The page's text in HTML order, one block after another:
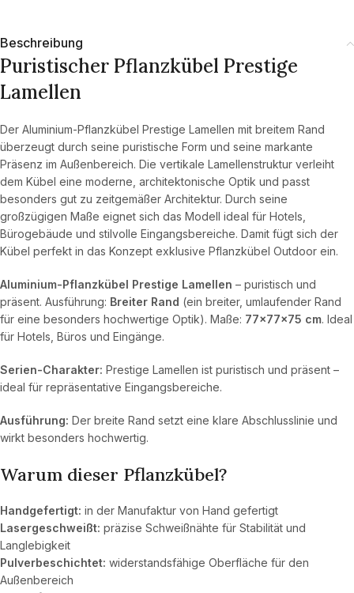
Beschreibung
Puristischer Pflanzkübel Prestige
Lamellen
Der Aluminium-Pflanzkübel Prestige Lamellen mit breitem Rand
überzeugt durch seine puristische Form und seine markante
Präsenz im Außenbereich. Die vertikale Lamellenstruktur verleiht
dem Kübel eine moderne, architektonische Optik und passt
besonders gut zu zeitgemäßer Architektur. Durch seine
großzügigen Maße eignet sich das Modell ideal für Hotels,
Bürogebäude und stilvolle Eingangsbereiche. Damit fügt sich der
Kübel perfekt in das Konzept exklusive Pflanzkübel Outdoor ein.
Aluminium-Pflanzkübel Prestige Lamellen – puristisch und
präsent. Ausführung: Breiter Rand (ein breiter, umlaufender Rand
für eine besonders hochwertige Optik). Maße: 77×77×75 cm. Ideal
für Hotels, Büros und Eingänge.
Serien-Charakter: Prestige Lamellen ist puristisch und präsent –
ideal für repräsentative Eingangsbereiche.
Ausführung: Der breite Rand setzt eine klare Abschlusslinie und
wirkt besonders hochwertig.
Warum dieser Pflanzkübel?
Handgefertigt: in der Manufaktur von Hand gefertigt
Lasergeschweißt: präzise Schweißnähte für Stabilität und
Langlebigkeit
Pulverbeschichtet: widerstandsfähige Oberfläche für den
Außenbereich